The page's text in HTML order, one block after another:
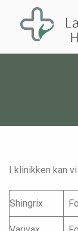
I klinikken kan
Shingrix